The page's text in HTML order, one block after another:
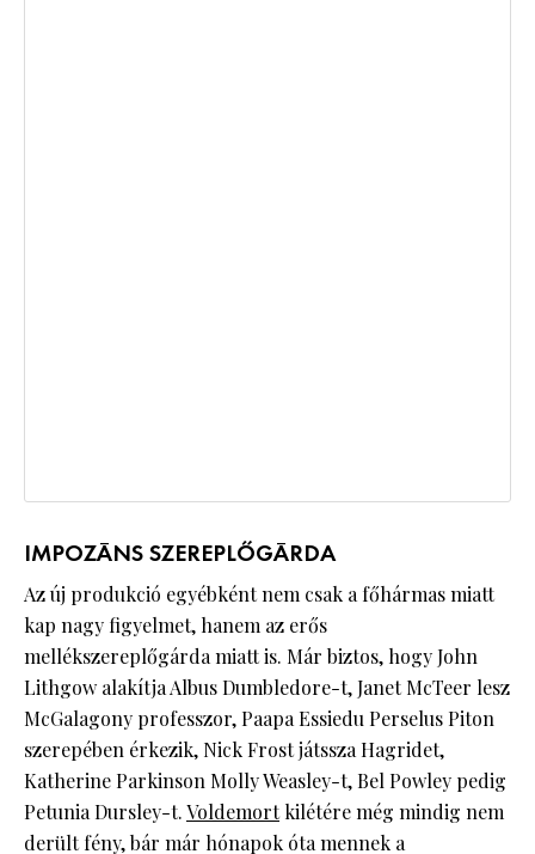
IMPOZÁNS SZEREPLŐGÁRDA
Az új produkció egyébként nem csak a főhármas miatt
kap nagy figyelmet, hanem az erős
mellékszereplőgárda miatt is. Már biztos, hogy John
Lithgow alakítja Albus Dumbledore-t, Janet McTeer lesz
McGalagony professzor, Paapa Essiedu Perselus Piton
szerepében érkezik, Nick Frost játssza Hagridet,
Katherine Parkinson Molly Weasley-t, Bel Powley pedig
Petunia Dursley-t.Voldemortkilétére még mindig nem
derült fény, bár már hónapok óta mennek a